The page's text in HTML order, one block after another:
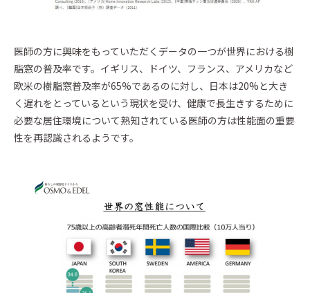
医師の方に興味をもっていただくデータの一つが世界における樹
脂窓の普及率です。イギリス、ドイツ、フランス、アメリカなど
欧米の樹脂窓普及率が65%であるのに対し、日本は20%と大き
く遅れをとっているという現状を受け、健康で長生きするために
必要な居住環境について熟知されている医師の方は性能面の重要
性を再認識されるようです。